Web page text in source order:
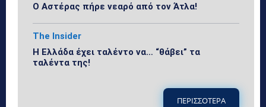
Ο Αστέρας πήρε νεαρό από τον Άτλα!
The Insider
Η Ελλάδα έχει ταλέντο να… “θάβει” τα
ταλέντα της!
ΠΕΡΙΣΣΟΤΕΡΑ